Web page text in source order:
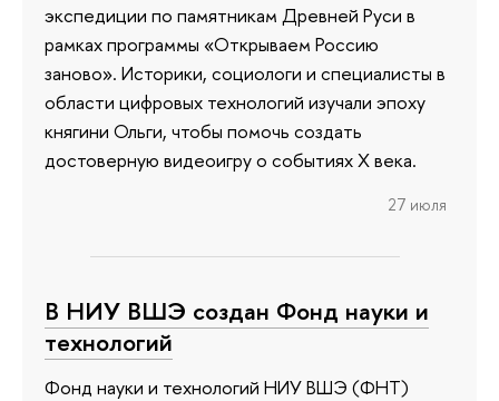
экспедиции по памятникам Древней Руси в
рамках программы «Открываем Россию
заново». Историки, социологи и специалисты в
области цифровых технологий изучали эпоху
княгини Ольги, чтобы помочь создать
достоверную видеоигру о событиях X века.
27 июля
В НИУ ВШЭ создан Фонд науки и
технологий
Фонд науки и технологий НИУ ВШЭ (ФНТ)